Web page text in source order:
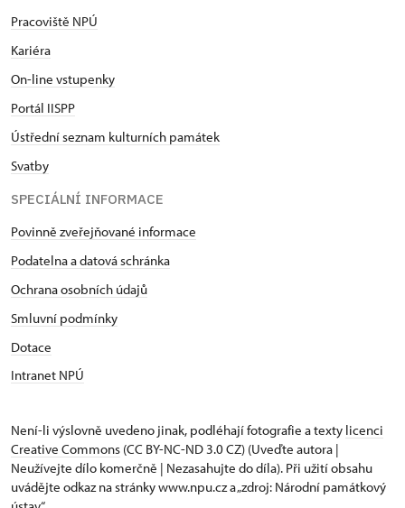
Pracoviště NPÚ
Kariéra
On-line vstupenky
Portál IISPP
Ústřední seznam kulturních památek
Svatby
SPECIÁLNÍ INFORMACE
Povinně zveřejňované informace
Podatelna a datová schránka
Ochrana osobních údajů
Smluvní podmínky
Dotace
Intranet NPÚ
Není-li výslovně uvedeno jinak, podléhají fotografie a texty licenci
Creative Commons (CC BY-NC-ND 3.0 CZ) (Uveďte autora |
Neužívejte dílo komerčně | Nezasahujte do díla). Při užití obsahu
uvádějte odkaz na stránky www.npu.cz a „zdroj: Národní památkový